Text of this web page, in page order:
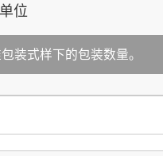
位
装式样下的包装数量。